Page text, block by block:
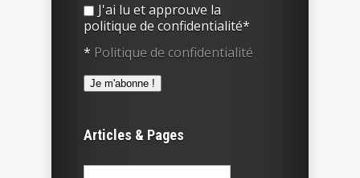
J'ai lu et approuve la
politique de confidentialité*
* Politique de confidentialité
Articles & Pages
Rechercher :